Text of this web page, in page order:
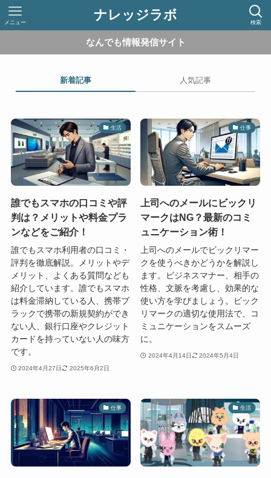
ナレッジラボ 検索
メニュー
なんでも情報発信サイト
新着記事 人気記事
生活
誰でもスマホの口コミや評
判は？メリットや料金プラ
ンなどをご紹介！
誰でもスマホ利用者の口コミ・
評判を徹底解説。メリットやデ
メリット、よくある質問なども
紹介しています。誰でもスマホ
は料金滞納している人、携帯ブ
ラックで携帯の新規契約ができ
ない人、銀行口座やクレジット
カードを持っていない人の味方
です。
2024年4月27日 2025年6月2日
仕事
上司へのメールにビックリ
マークはNG？最新のコミ
ュニケーション術！
上司へのメールでビックリマー
クを使うべきかどうかを解説し
ます。ビジネスマナー、相手の
性格、文脈を考慮し、効果的な
使い方を学びましょう。ビック
リマークの適切な使用法で、コ
ミュニケーションをスムーズ
に。
2024年4月14日 2024年5月4日
仕事 生活